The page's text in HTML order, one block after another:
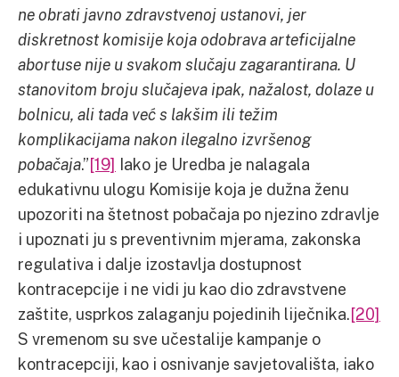
ne obrati javno zdravstvenoj ustanovi, jer
diskretnost komisije koja odobrava arteficijalne
abortuse nije u svakom slučaju zagarantirana. U
stanovitom broju slučajeva ipak, nažalost, dolaze u
bolnicu, ali tada već s lakšim ili težim
komplikacijama nakon ilegalno izvršenog
pobačaja.”[19] Iako je Uredba je nalagala
edukativnu ulogu Komisije koja je dužna ženu
upozoriti na štetnost pobačaja po njezino zdravlje
i upoznati ju s preventivnim mjerama, zakonska
regulativa i dalje izostavlja dostupnost
kontracepcije i ne vidi ju kao dio zdravstvene
zaštite, usprkos zalaganju pojedinih liječnika.[20]
S vremenom su sve učestalije kampanje o
kontracepciji, kao i osnivanje savjetovališta, iako